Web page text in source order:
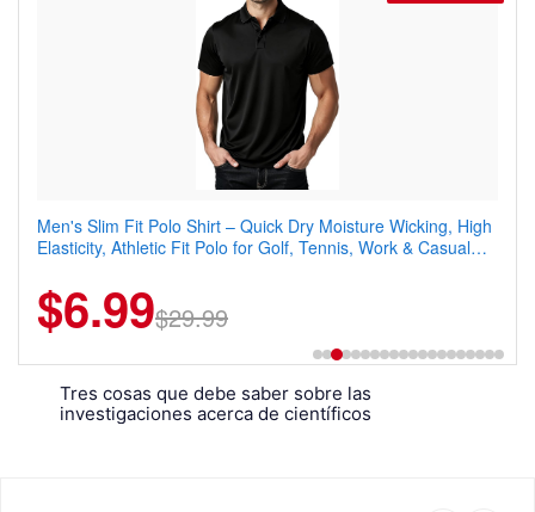
Men's Slim Fit Polo Shirt – Quick Dry Moisture Wicking, High
Elasticity, Athletic Fit Polo for Golf, Tennis, Work & Casual
$6.99$29.99
Tres cosas que debe saber sobre las
investigaciones acerca de científicos